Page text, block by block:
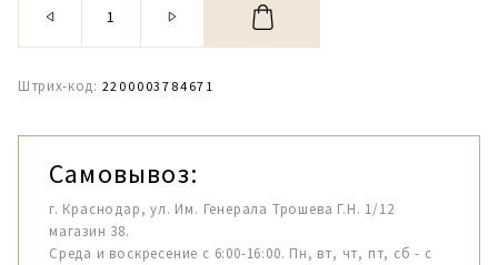
Штрих-код: 2200003784671
Самовывоз:
г. Краснодар, ул. Им. Генерала Трошева Г.Н. 1/12
магазин 38.
Среда и воскресение с 6:00-16:00. Пн, вт, чт, пт, сб - с